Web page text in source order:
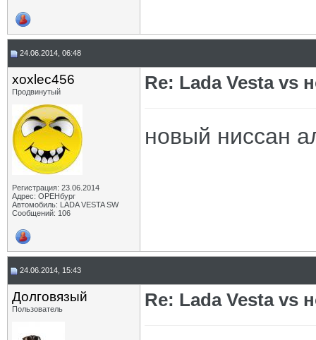
24.06.2014, 06:48
xoxlec456
Продвинутый
Регистрация: 23.06.2014
Адрес: ОРЕНбург
Автомобиль: LADA VESTA SW
Сообщений: 106
Re: Lada Vesta vs
новый ниссан
24.06.2014, 15:43
Долговязый
Пользователь Re: Lada Vesta vs